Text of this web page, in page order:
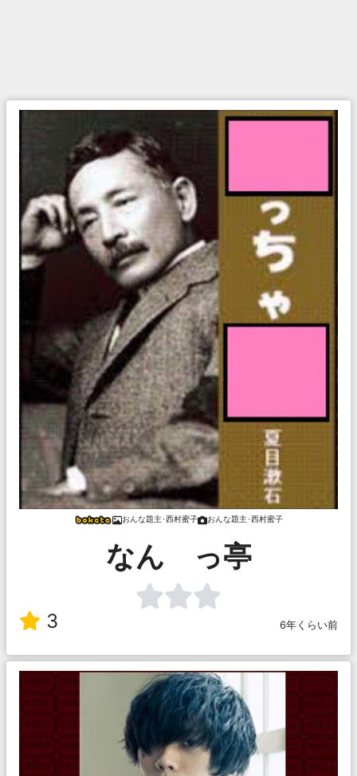
おんな題主･西村蜜子 おんな題主･西村蜜子
なん っ亭
3 6年くらい前